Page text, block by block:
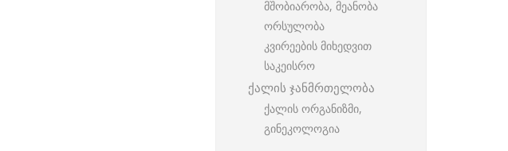
მშობიარობა, მეანობა
ორსულობა
კვირეების მიხედვით
საკეისრო
ქალის ჯანმრთელობა
ქალის ორგანიზმი,
გინეკოლოგია